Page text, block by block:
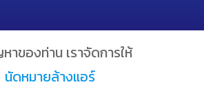
าของท่าน เราจัดการให้
นัดหมายล้างแอร์